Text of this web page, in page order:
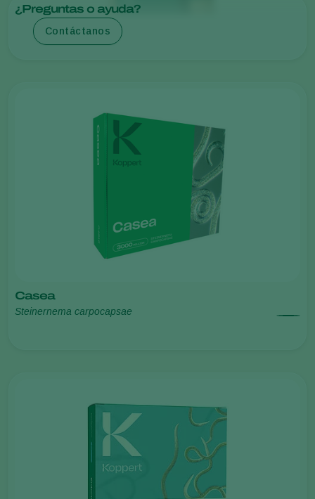
Casea
Steinernema carpocapsae
¿Preguntas o ayuda?
Contáctanos